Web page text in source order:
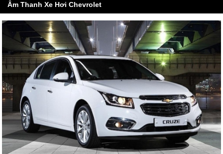
Âm Thanh Xe Hơi Chevrolet